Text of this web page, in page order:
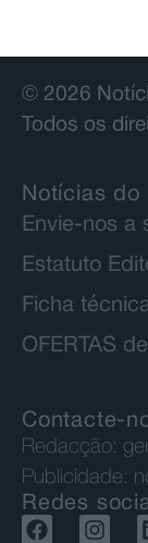
© 2026
Todos os
Notícias do
Envie-nos a
Estatuto
Ficha
OFERTAS
Contacte-
Redacção:
Publicidade:
Redes